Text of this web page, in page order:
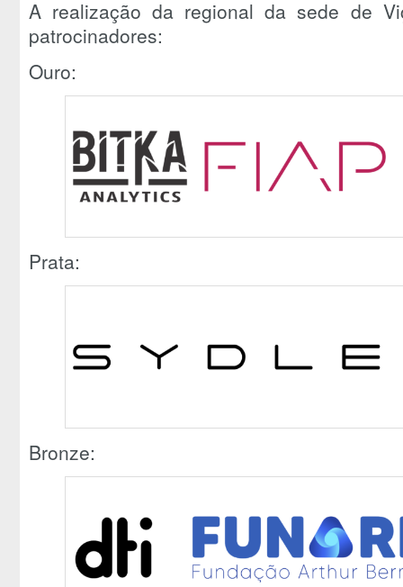
A realização da regional da sede de
patrocinadores:
Ouro:
Prata:
Bronze: